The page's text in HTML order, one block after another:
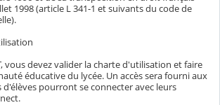
1998 (article L 341-1 et suivants du code de
vous devez valider la charte d'utilisation et faire
éducative du lycée. Un accès sera fourni aux
d'élèves pourront se connecter avec leurs